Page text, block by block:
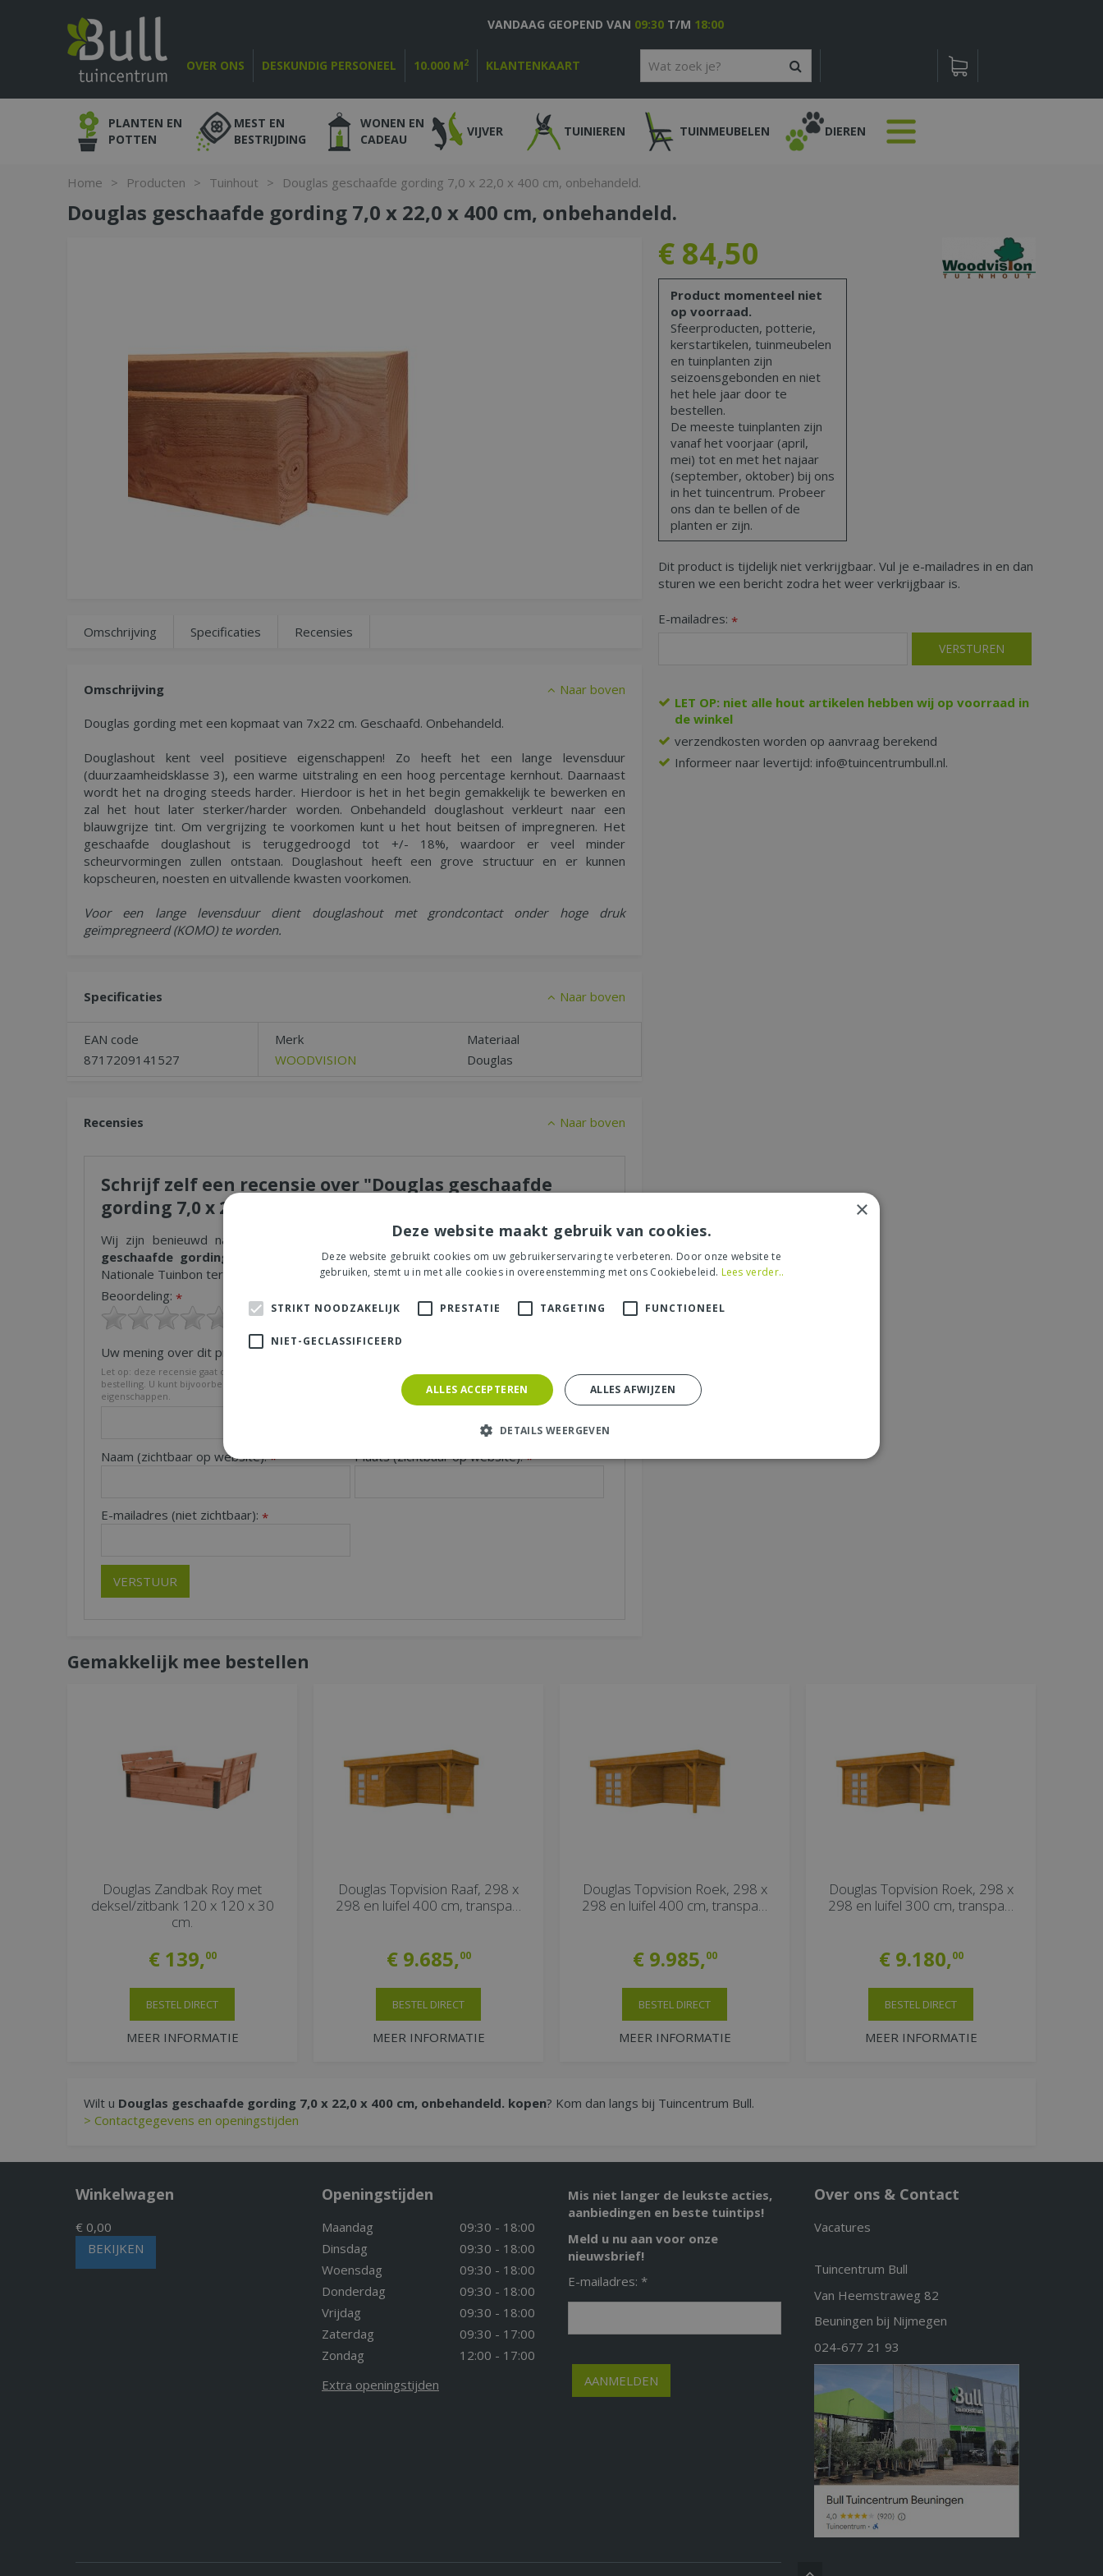
Home > Producten > Tuinhout > Douglas geschaafde gording 7,0 x 22,0 x 400 cm, onbehandeld.
OVER ONS DESKUNDIG PERSONEEL 10.000 M2 KLANTENKAART
VANDAAG GEOPEND VAN 09:30 T/M 18:00
PLANTEN EN
POTTEN
MEST EN
BESTRIJDING
WONEN EN
CADEAU
VIJVER TUINIEREN TUINMEUBELEN DIEREN
Douglas geschaafde gording 7,0 x 22,0 x 400 cm, onbehandeld.
€ 84,50
Product momenteel niet
op voorraad.
Sfeerproducten, potterie,
kerstartikelen, tuinmeubelen
en tuinplanten zijn
seizoensgebonden en niet
het hele jaar door te
bestellen.
De meeste tuinplanten zijn
vanaf het voorjaar (april,
mei) tot en met het najaar
(september, oktober) bij ons
in het tuincentrum. Probeer
ons dan te bellen of de
planten er zijn.
Dit product is tijdelijk niet verkrijgbaar. Vul je e-mailadres in en dan
sturen we een bericht zodra het weer verkrijgbaar is.
E-mailadres: *
LET OP: niet alle hout artikelen hebben wij op voorraad in
de winkel
verzendkosten worden op aanvraag berekend
Informeer naar levertijd: info@tuincentrumbull.nl.
Omschrijving Specificaties Recensies
Omschrijving Naar boven
Douglas gording met een kopmaat van 7x22 cm. Geschaafd. Onbehandeld.
Douglashout kent veel positieve eigenschappen! Zo heeft het een lange levensduur
(duurzaamheidsklasse 3), een warme uitstraling en een hoog percentage kernhout. Daarnaast
wordt het na droging steeds harder. Hierdoor is het in het begin gemakkelijk te bewerken en
zal het hout later sterker/harder worden. Onbehandeld douglashout verkleurt naar een
blauwgrijze tint. Om vergrijzing te voorkomen kunt u het hout beitsen of impregneren. Het
geschaafde douglashout is teruggedroogd tot +/- 18%, waardoor er veel minder
scheurvormingen zullen ontstaan. Douglashout heeft een grove structuur en er kunnen
kopscheuren, noesten en uitvallende kwasten voorkomen.
Voor een lange levensduur dient douglashout met grondcontact onder hoge druk
geïmpregneerd (KOMO) te worden.
Specificaties Naar boven
EAN code
8717209141527
Merk
WOODVISION
Materiaal
Douglas
Recensies Naar boven
Schrijf zelf een recensie over "Douglas geschaafde
gording 7,0 x 22,0 x 400 cm, onbehandeld."
Wij zijn benieuwd naar uw mening! Schrijf een recensie over het artikel "Douglas
geschaafde gording 7,0 x 22,0 x 400 cm, onbehandeld."en maak kans op een
Nationale Tuinbon ter waarde van € 25,- !
Beoordeling: *
Uw mening over dit product:
Let op: deze recensie gaat over het product en niet over ons tuincentrum, de service of levering van uw
bestelling. U kunt bijvoorbeeld in gaan op de kwaliteit van het product, de look & feel en belangrijke
eigenschappen.
Naam (zichtbaar op website):* Plaats (zichtbaar op website):*
E-mailadres (niet zichtbaar): *
Gemakkelijk mee bestellen
Douglas Zandbak Roy met
deksel/zitbank 120 x 120 x 30
cm.
€ 139,00
MEER INFORMATIE
BESTEL DIRECT
Douglas Topvision Raaf, 298 x
298 en luifel 400 cm, transpa…
€ 9.685,00
MEER INFORMATIE
BESTEL DIRECT
Douglas Topvision Roek, 298 x
298 en luifel 400 cm, transpa…
€ 9.985,00
MEER INFORMATIE
BESTEL DIRECT
Douglas Topvision Roek, 298 x
298 en luifel 300 cm, transpa…
€ 9.180,00
MEER INFORMATIE
BESTEL DIRECT
Wilt u Douglas geschaafde gording 7,0 x 22,0 x 400 cm, onbehandeld. kopen? Kom dan langs bij Tuincentrum Bull.
> Contactgegevens en openingstijden
Winkelwagen
€ 0,00
BEKIJKEN
Openingstijden
Maandag
09:30 - 18:00
Dinsdag
09:30 - 18:00
Woensdag
09:30 - 18:00
Donderdag
09:30 - 18:00
Vrijdag
09:30 - 18:00
Zaterdag
09:30 - 17:00
Zondag
12:00 - 17:00
Extra openingstijden
Mis niet langer de leukste acties,
aanbiedingen en beste tuintips!
Meld u nu aan voor onze
nieuwsbrief!
E-mailadres: *
Over ons & Contact
Vacatures
Tuincentrum Bull
Van Heemstraweg 82
Beuningen bij Nijmegen
024-677 21 93
×
Deze website maakt gebruik van cookies.
Deze website gebruikt cookies om uw gebruikerservaring te verbeteren. Door onze website te
gebruiken, stemt u in met alle cookies in overeenstemming met ons Cookiebeleid. Lees verder..
STRIKT NOODZAKELIJK PRESTATIE TARGETING FUNCTIONEEL
NIET-GECLASSIFICEERD
ALLES ACCEPTEREN ALLES AFWIJZEN
DETAILS WEERGEVEN